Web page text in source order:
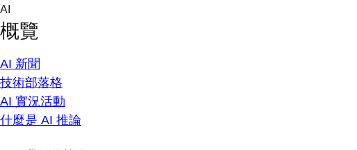
Skip
content
AI
概覽
AI 新聞
技術部落格
AI 實況活動
什麼是 AI 推論